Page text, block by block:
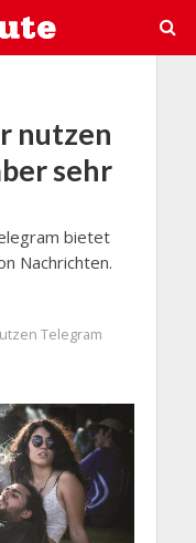
nutzen
sehr
bietet
Nachrichten.
Telegram